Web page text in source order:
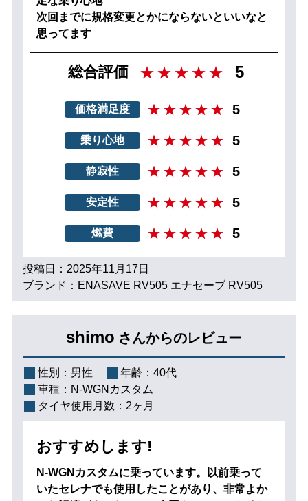
次回までに規格変更とかにならないといいなと
思ってます
総合評価 5
価格満足度 5
乗り心地 5
静寂性 5
安定性 5
燃費 5
投稿日：2025年11月17日
ブランド：ENASAVE RV505 エナセーブ RV505
shimo さんからのレビュー
性別： 男性 年齢： 40代
車種： N-WGNカスタム
タイヤ使用月数： 2ヶ月
おすすめします!
N-WGNカスタムに乗っています。以前乗って
いたセレナでも使用したことがあり、非常よか